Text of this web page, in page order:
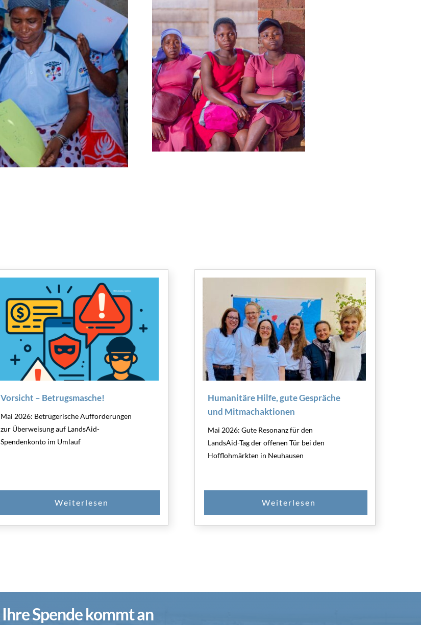
Vorsicht – Betrugsmasche!
Mai 2026: Betrügerische Aufforderungen
zur Überweisung auf LandsAid-
Spendenkonto im Umlauf
Humanitäre Hilfe, gute Gespräche
und Mitmachaktionen
Mai 2026: Gute Resonanz für den
LandsAid-Tag der offenen Tür bei den
Hofflohmärkten in Neuhausen
Ihre Spende kommt an